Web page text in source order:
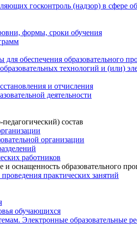
госконтроль (надзор) в сфере
формы, сроки обучения
обеспечения образовательного
технологий и (или)
и отчисления
деятельности
состав
организации
работников
оснащенность образовательного
практических занятий
обучающихся
Электронные образовательные